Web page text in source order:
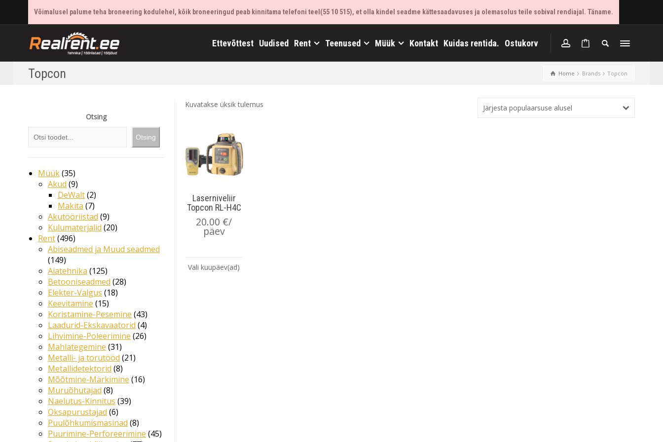
Võimalusel palume teha broneering kodulehel, kõik broneeringud peab kinnitama telefoni teel(55 10 515), et olla kindel seadme kättesaadavuses ja olemasolus teile sobival rendiajal. Täname.
Ettevõttest Uudised Rent Teenused Müük Kontakt Kuidas rentida. Ostukorv
Home Brands Topcon
Topcon
Kuvatakse üksik tulemus Järjesta populaarsuse alusel
Laserniveliir
Topcon RL-H4C
20.00 €/
päev
Vali kuupäev(ad)
Otsing
Otsing
Müük 35
Akud 9
DeWalt 2
Makita 7
Akutööriistad 9
Kulumaterjalid 20
Rent 496
Abiseadmed ja Muud seadmed
149
Aiatehnika 125
Betooniseadmed 28
Elekter-Valgus 18
Keevitamine 15
Koristamine-Pesemine 43
Laadurid-Ekskavaatorid 4
Lihvimine-Poleerimine 26
Mahlategemine 31
Metalli- ja torutööd 21
Metallidetektorid 8
Mõõtmine-Märkimine 16
Muruõhutajad 8
Naelutus-Kinnitus 39
Oksapurustajad 6
Puulõhkumismasinad 8
Puurimine-Perforeerimine 45